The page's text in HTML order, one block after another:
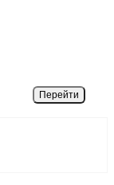
Перейти